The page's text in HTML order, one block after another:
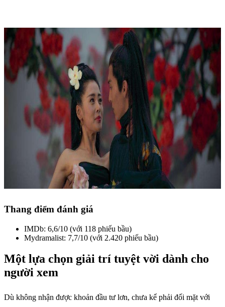
Thang điểm đánh giá
IMDb: 6,6/10 (với 118 phiếu bầu)
Mydramalist: 7,7/10 (với 2.420 phiếu bầu)
Một lựa chọn giải trí tuyệt vời dành cho
người xem
Dù không nhận được khoản đầu tư lơn, chưa kể phải đối mặt với